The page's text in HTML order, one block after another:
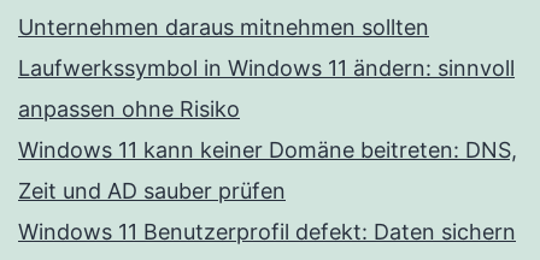
Unternehmen daraus mitnehmen sollten
Laufwerkssymbol in Windows 11 ändern: sinnvoll
anpassen ohne Risiko
Windows 11 kann keiner Domäne beitreten: DNS,
Zeit und AD sauber prüfen
Windows 11 Benutzerprofil defekt: Daten sichern